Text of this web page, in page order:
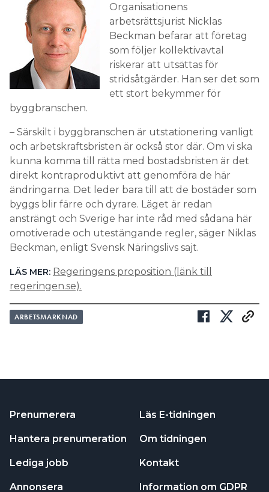
Organisationens
arbetsrättsjurist Nicklas
Beckman befarar att företag
som följer kollektivavtal
riskerar att utsättas för
stridsåtgärder. Han ser det som
ett stort bekymmer för
byggbranschen.
– Särskilt i byggbranschen är utstationering vanligt
och arbetskraftsbristen är också stor där. Om vi ska
kunna komma till rätta med bostadsbristen är det
direkt kontraproduktivt att genomföra de här
ändringarna. Det leder bara till att de bostäder som
byggs blir färre och dyrare. Läget är redan
ansträngt och Sverige har inte råd med sådana här
omotiverade och utestängande regler, säger Niklas
Beckman, enligt Svensk Näringslivs sajt.
LÄS MER: Regeringens proposition (länk till
regeringen.se).
ARBETSMARKNAD
Prenumerera
Hantera prenumeration
Lediga jobb
Annonsera
Läs E-tidningen
Om tidningen
Kontakt
Information om GDPR